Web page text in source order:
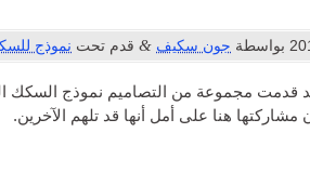
بواسطة جون سكيف &قدم تحت نموذج
قدمت مجموعة من التصاميم نموذج السكك
هنا على أمل أنها قد تلهم الآخرين.